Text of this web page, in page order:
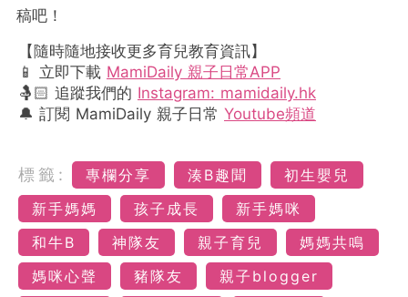
稿吧！
【隨時隨地接收更多育兒教育資訊】
📱 立即下載 MamiDaily 親子日常APP
🤱🏻 追蹤我們的 Instagram: mamidaily.hk
🔔 訂閱 MamiDaily 親子日常 Youtube頻道
標籤: 專欄分享 湊B趣聞
初生嬰兒
新手媽媽
孩子成長
新手媽咪
和牛B
神隊友 親子育兒
媽媽共鳴
媽咪心聲
豬隊友
親子blogger